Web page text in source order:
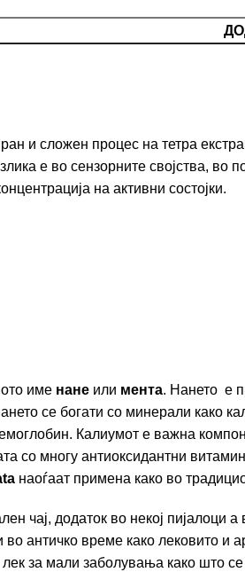
и сложен процес на тетра
е во сензорните својства,
на активни состојки.
име нане или мента. Нането е
се богати со минерали
Калиумот е важна
со многу антиоксидантни
наоѓаат примена како во
чај, додаток во некој пијалоци
во античко време како лековито
за мали заболувања како што